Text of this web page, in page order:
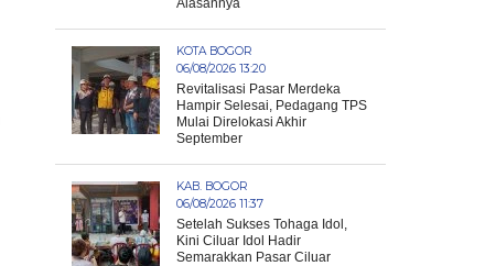
Alasannya
KOTA BOGOR
06/08/2026 13:20
Revitalisasi Pasar Merdeka
Hampir Selesai, Pedagang TPS
Mulai Direlokasi Akhir
September
KAB. BOGOR
06/08/2026 11:37
Setelah Sukses Tohaga Idol,
Kini Ciluar Idol Hadir
Semarakkan Pasar Ciluar